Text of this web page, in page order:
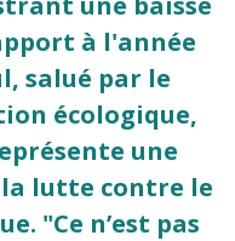
à l'année
salué par le
écologique,
une
la lutte contre le
"Ce n’est pas